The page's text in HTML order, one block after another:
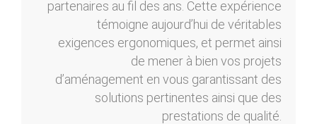
partenaires au fil des ans. Cette expérience
témoigne aujourd’hui de véritables
exigences ergonomiques, et permet ainsi
de mener à bien vos projets
d’aménagement en vous garantissant des
solutions pertinentes ainsi que des
prestations de qualité.